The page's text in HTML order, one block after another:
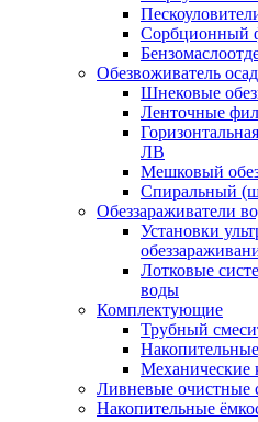
Сорбционный
Обезвоживатель
Шнековые
Ленточные
ЛВ
Мешковый
Спиральный
Обеззараживатели
Установки
Лотковые
воды
Комплектующие
Трубный
Механические
Ливневые очистные
Накопительные